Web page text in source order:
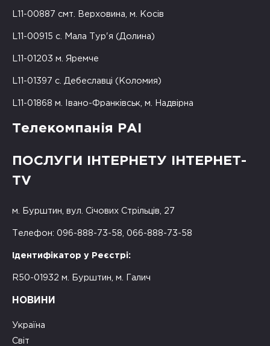
L11-00887 смт. Верховина, м. Косів
L11-00915 с. Мала Тур'я (Долина)
L11-01203 м. Яремче
L11-01397 с. Дебеславці (Коломия)
L11-01868 м. Івано-Франківськ, м. Надвірна
Телекомпанія РАІ
ПОСЛУГИ ІНТЕРНЕТУ ІНТЕРНЕТ-
TV
м. Бурштин, вул. Січових Стрільців, 27
Телефон: 096-888-73-58, 066-888-73-58
Ідентифікатор у Реєстрі:
R50-01932 м. Бурштин, м. Галич
НОВИНИ
Україна
Світ